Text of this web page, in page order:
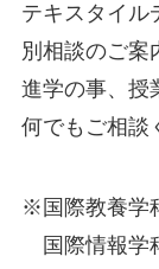
テキスタイル
別相談のご案
進学の事、授
何でもご相談
※国際教養学
国際情報学